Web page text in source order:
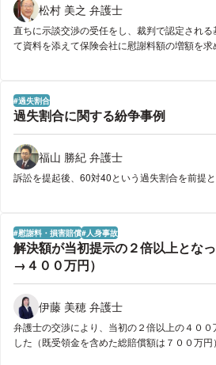
松村 美之 弁護士
直ちに示談交渉の受任をし、裁判で認定され
て資料を添えて保険会社に慰謝料額の増額を
０万円アップで合意にいたりました。受任か
過失割合
過失割合に関する紛争事例
福山 勝紀 弁護士
訴訟を提起後、60対40という過失割合を前提と
慰謝料・損害賠償 人身事故
解決額が当初提示の２倍以上とな
→４００万円）
伊藤 美穂 弁護士
弁護士の交渉により、当初の２倍以上の４０
した（既受領金を含めた総賠償額は７００万円